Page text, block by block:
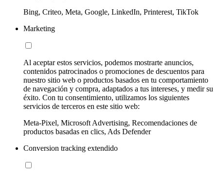
Bing, Criteo, Meta, Google, LinkedIn, Printerest, TikTok
Marketing
Al aceptar estos servicios, podemos mostrarte anuncios,
contenidos patrocinados o promociones de descuentos para
nuestro sitio web o productos basados en tu comportamiento
de navegación y compra, adaptados a tus intereses, y medir su
éxito. Con tu consentimiento, utilizamos los siguientes
servicios de terceros en este sitio web:
Meta-Pixel, Microsoft Advertising, Recomendaciones de
productos basadas en clics, Ads Defender
Conversion tracking extendido